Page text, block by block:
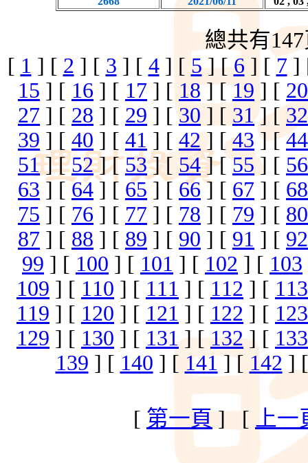
總共有
[ 1 ] [ 2 ] [ 3 ] [ 4] [ 5] [6 ] [ 7 ]
15 ] [ 16 ] [ 17 ] [ 18] [19 ] [ 20
27 ] [ 28 ] [ 29 ] [30 ] [ 31] [ 32
39 ] [ 40 ] [ 41 ] [ 42] [43 ] [44
51] [52] [53] [ 54] [55] [ 56
63 ] [64 ] [ 65 ] [ 66] [ 67 ] [ 68
75 ] [ 76 ] [ 77 ] [ 78 ] [ 79 ] [ 80
87 ] [ 88 ] [ 89 ] [ 90 ] [ 91 ] [ 92
99 ] [ 100 ] [ 101 ] [ 102 ] [ 103
109 ] [ 110 ] [ 111 ] [ 112 ] [ 113
119 ] [ 120 ] [ 121 ] [ 122 ] [ 123
129 ] [ 130 ] [ 131] [132] [ 133
139 ] [ 140 ] [ 141] [ 142 ]
[ 第一頁] [ 上一